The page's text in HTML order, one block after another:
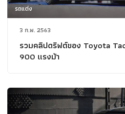
รถแต่ง
3 ก.พ. 2563
รวมคลิปดริฟต์ของ Toyota
900 แรงม้า